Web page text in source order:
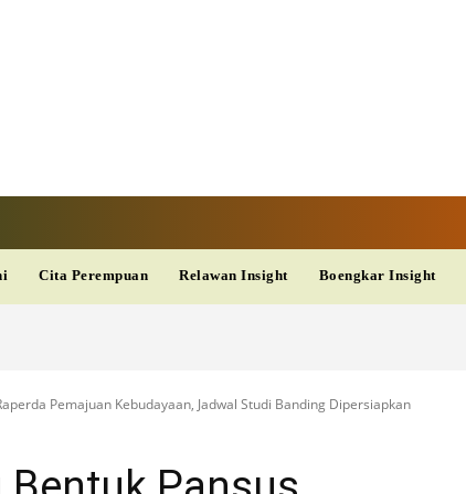
Cita Perempuan Relawan Insight Boengkar Insight
Pemajuan Kebudayaan, Jadwal Studi Banding Dipersiapkan